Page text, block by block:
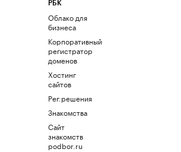
РБК
Облако для
бизнеса
Корпоративный
регистратор
доменов
Хостинг
сайтов
Рег.решения
Знакомства
Сайт
знакомств
podbor.ru